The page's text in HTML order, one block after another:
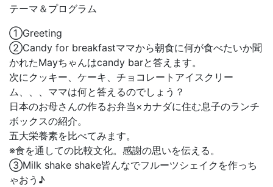
テーマ＆プログラム
①Greeting
②Candy for breakfastママから朝食に何が食べたいか聞
かれたMayちゃんはcandy barと答えます。
次にクッキー、ケーキ、チョコレートアイスクリー
ム、、、ママは何と答えるのでしょう？
日本のお母さんの作るお弁当×カナダに住む息子のランチ
ボックスの紹介。
五大栄養素を比べてみます。
※食を通しての比較文化。感謝の思いを伝える。
③Milk shake shake皆んなでフルーツシェイクを作っち
ゃおう♪